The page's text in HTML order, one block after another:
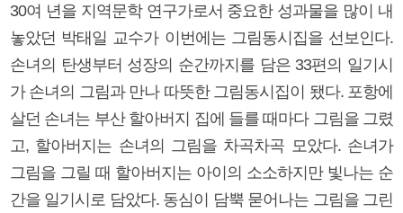
30여 년을 지역문학 연구가로서 중요한 성과물을 많이 내
놓았던 박태일 교수가 이번에는 그림동시집을 선보인다.
손녀의 탄생부터 성장의 순간까지를 담은 33편의 일기시
가 손녀의 그림과 만나 따뜻한 그림동시집이 됐다. 포항에
살던 손녀는 부산 할아버지 집에 들를 때마다 그림을 그렸
고, 할아버지는 손녀의 그림을 차곡차곡 모았다. 손녀가
그림을 그릴 때 할아버지는 아이의 소소하지만 빛나는 순
간을 일기시로 담았다. 동심이 담뿍 묻어나는 그림을 그린